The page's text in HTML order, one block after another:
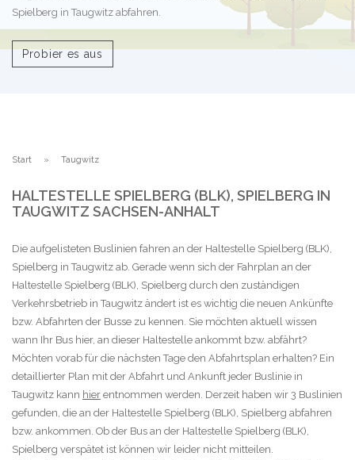
Spielberg in Taugwitz abfahren.
Probier es aus
Start Taugwitz
HALTESTELLE SPIELBERG (BLK), SPIELBERG IN
TAUGWITZ SACHSEN-ANHALT
Die aufgelisteten Buslinien fahren an der Haltestelle Spielberg (BLK),
Spielberg in Taugwitz ab. Gerade wenn sich der Fahrplan an der
Haltestelle Spielberg (BLK), Spielberg durch den zuständigen
Verkehrsbetrieb in Taugwitz ändert ist es wichtig die neuen Ankünfte
bzw. Abfahrten der Busse zu kennen. Sie möchten aktuell wissen
wann Ihr Bus hier, an dieser Haltestelle ankommt bzw. abfährt?
Möchten vorab für die nächsten Tage den Abfahrtsplan erhalten? Ein
detaillierter Plan mit der Abfahrt und Ankunft jeder Buslinie in
Taugwitz kann hier entnommen werden. Derzeit haben wir 3 Buslinien
gefunden, die an der Haltestelle Spielberg (BLK), Spielberg abfahren
bzw. ankommen. Ob der Bus an der Haltestelle Spielberg (BLK),
Spielberg verspätet ist können wir leider nicht mitteilen.